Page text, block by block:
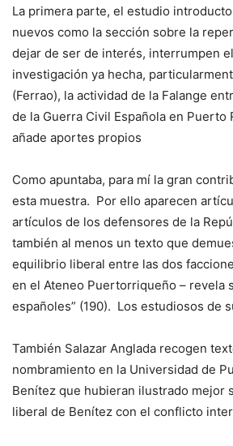
La primera parte, el estudio
nuevos como la sección sobre la
dejar de ser de interés, interrumpen
investigación ya hecha,
(Ferrao), la actividad de la Falange
de la Guerra Civil Española en
añade aportes propios
Como apuntaba, para mí la gran
esta muestra. Por ello aparecen
artículos de los defensores de la
también al menos un texto que
equilibrio liberal entre las dos
en el Ateneo Puertorriqueño – revela
españoles” (190). Los estudiosos de
También Salazar Anglada recogen
nombramiento en la Universidad de
Benítez que hubieran ilustrado mejor
liberal de Benítez con el conflicto